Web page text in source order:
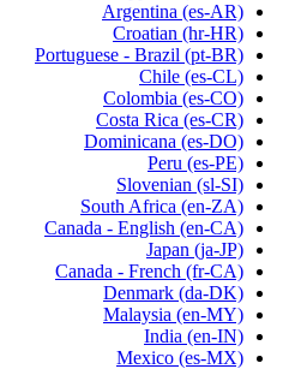
Argentina (es-AR)
Croatian (hr-HR)
Portuguese - Brazil (pt-BR)
Chile (es-CL)
Colombia (es-CO)
Costa Rica (es-CR)
Dominicana (es-DO)
Peru (es-PE)
Slovenian (sl-SI)
South Africa (en-ZA)
Canada - English (en-CA)
Japan (ja-JP)
Canada - French (fr-CA)
Denmark (da-DK)
Malaysia (en-MY)
India (en-IN)
Mexico (es-MX)